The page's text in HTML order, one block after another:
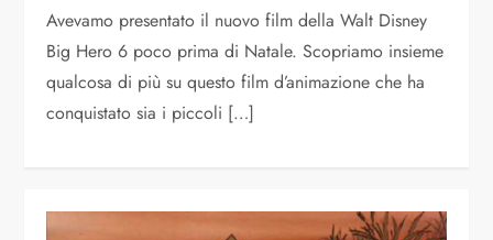
Avevamo presentato il nuovo film della Walt Disney
Big Hero 6 poco prima di Natale. Scopriamo insieme
qualcosa di più su questo film d’animazione che ha
conquistato sia i piccoli […]